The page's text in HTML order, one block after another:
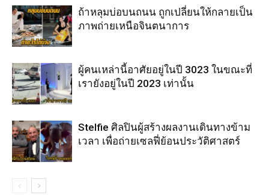
ถ้าหลุมบ่อบนถนน ถูกเปลี่ยนให้กลายเป็น
ภาพถ่ายเหนือจินตนาการ
ผู้คนเหล่านี้อาศัยอยู่ในปี 3023 ในขณะที่
เรายังอยู่ในปี 2023 เท่านั้น
Stelfie ศิลปินผู้สร้างผลงานเดินทางข้าม
เวลา เพื่อถ่ายเซลฟี่ย้อนประวัติศาสตร์